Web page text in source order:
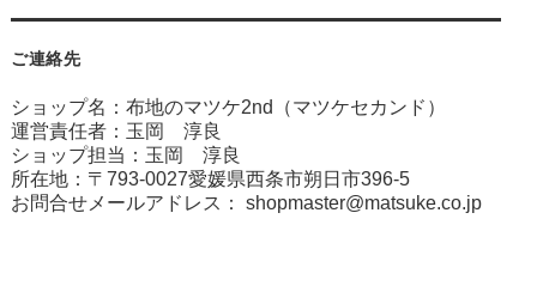
ご連絡先
ショップ名：布地のマツケ2nd（マツケセカンド）
運営責任者：玉岡 淳良
ショップ担当：玉岡 淳良
所在地：〒793-0027愛媛県西条市朔日市396-5
お問合せメールアドレス： shopmaster@matsuke.co.jp